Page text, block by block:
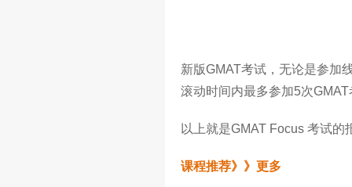
新版GMAT考试，无论是参
滚动时间内最多参加5次
以上就是GMAT Focus 考试的
课程推荐》》更多